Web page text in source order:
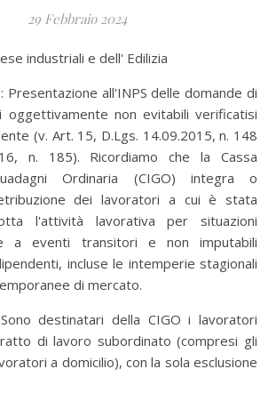
29 Febbraio 2024
industriali e dell' Edilizia
Presentazione all'INPS delle domande di
oggettivamente non evitabili verificatisi
(v. Art. 15, D.Lgs. 14.09.2015, n. 148
n. 185). Ricordiamo che la Cassa
Ordinaria (CIGO) integra o
dei lavoratori a cui è stata
l'attività lavorativa per situazioni
a eventi transitori e non imputabili
incluse le intemperie stagionali
di mercato.
destinatari della CIGO i lavoratori
di lavoro subordinato (compresi gli
a domicilio), con la sola esclusione